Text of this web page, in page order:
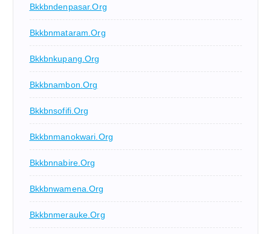
Bkkbndenpasar.org
Bkkbnmataram.org
Bkkbnkupang.org
Bkkbnambon.org
Bkkbnsofifi.org
Bkkbnmanokwari.org
Bkkbnnabire.org
Bkkbnwamena.org
Bkkbnmerauke.org